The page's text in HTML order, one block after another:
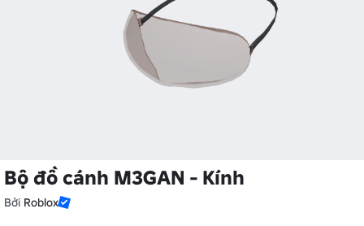
Bộ đồ cánh M3GAN - Kính
Bởi Roblox